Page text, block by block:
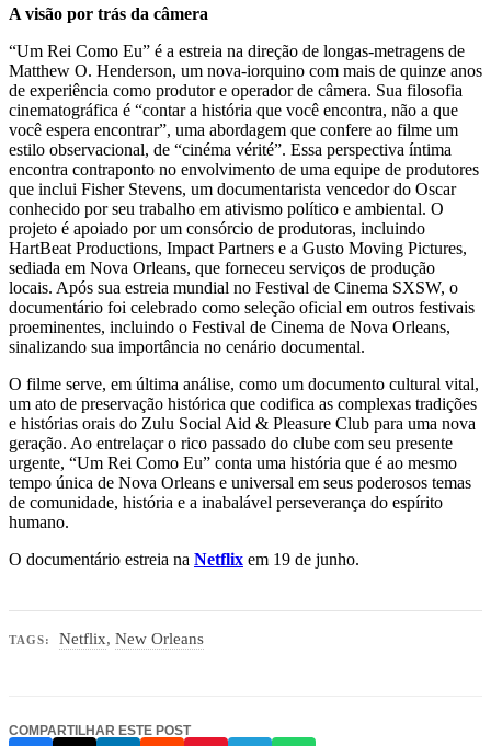
A visão por trás da câmera
“Um Rei Como Eu” é a estreia na direção de longas-metragens de
Matthew O. Henderson, um nova-iorquino com mais de quinze anos
de experiência como produtor e operador de câmera. Sua filosofia
cinematográfica é “contar a história que você encontra, não a que
você espera encontrar”, uma abordagem que confere ao filme um
estilo observacional, de “cinéma vérité”. Essa perspectiva íntima
encontra contraponto no envolvimento de uma equipe de produtores
que inclui Fisher Stevens, um documentarista vencedor do Oscar
conhecido por seu trabalho em ativismo político e ambiental. O
projeto é apoiado por um consórcio de produtoras, incluindo
HartBeat Productions, Impact Partners e a Gusto Moving Pictures,
sediada em Nova Orleans, que forneceu serviços de produção
locais. Após sua estreia mundial no Festival de Cinema SXSW, o
documentário foi celebrado como seleção oficial em outros festivais
proeminentes, incluindo o Festival de Cinema de Nova Orleans,
sinalizando sua importância no cenário documental.
O filme serve, em última análise, como um documento cultural vital,
um ato de preservação histórica que codifica as complexas tradições
e histórias orais do Zulu Social Aid & Pleasure Club para uma nova
geração. Ao entrelaçar o rico passado do clube com seu presente
urgente, “Um Rei Como Eu” conta uma história que é ao mesmo
tempo única de Nova Orleans e universal em seus poderosos temas
de comunidade, história e a inabalável perseverança do espírito
humano.
O documentário estreia na Netflix em 19 de junho.
TAGS: Netflix,New Orleans
COMPARTILHAR ESTE POST